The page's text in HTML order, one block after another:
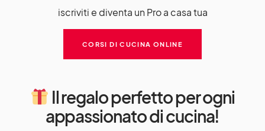
iscriviti e diventa un Pro a casa tua
CORSI DI CUCINA ONLINE
Il regalo perfetto per ogni
appassionato di cucina!